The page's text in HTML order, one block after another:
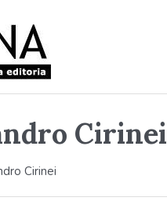
Cirinei
Cirinei